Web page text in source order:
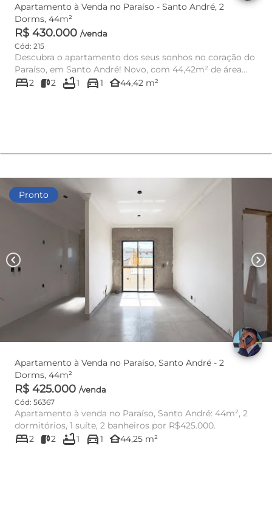
Apartamento à Venda no Paraíso - Santo André, 2
Dorms, 44m²
R$ 430.000 /venda
Cód: 215
Descubra o apartamento dos seus sonhos no coração do
Paraíso, em Santo André! Novo, com 44,42m² de área
útil, este imóv...
bed2 2 bathtub1 directions_car1 other_houses44,42 m²
Pronto
chevron_left chevron_right
Apartamento à Venda no Paraíso, Santo André - 2
Dorms, 44m²
R$ 425.000 /venda
Cód: 56367
Apartamento à venda no Paraíso, Santo André: 44m², 2
dormitórios, 1 suíte, 2 banheiros por R$425.000.
bed2 2 bathtub1 directions_car1 other_houses44,25 m²